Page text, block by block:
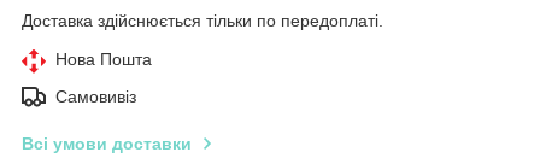
Доставка здійснюється тільки по передоплаті.
Нова Пошта
Самовивіз
Всі умови доставки